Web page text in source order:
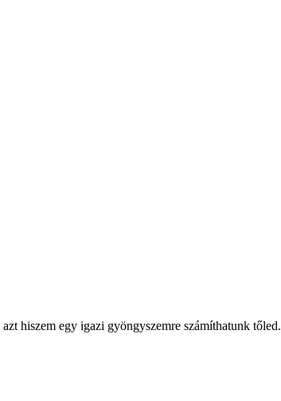
hiszem egy igazi gyöngyszemre számíthatunk tőled.